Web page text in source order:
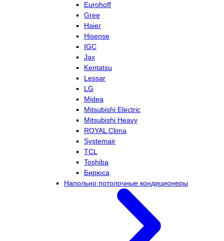
Eurohoff
Gree
Haier
Hisense
IGC
Jax
Kentatsu
Lessar
LG
Midea
Mitsubishi Electric
Mitsubishi Heavy
ROYAL Clima
Systemair
TCL
Toshiba
Бирюса
Напольно потолочные кондиционеры